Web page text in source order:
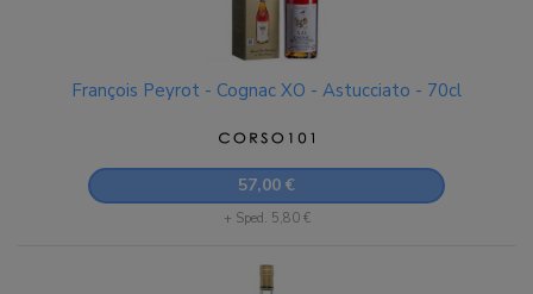
François Peyrot - Cognac XO - Astucciato - 70cl
57,00 €
+ Sped. 5,80 €